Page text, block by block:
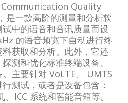
Communication Quality
是一款高阶的测量和分析软
中的语音和音讯质量而设
的语音频宽下自动进行终
获取和分析。此外，它还
测和优化标准终端设备、
主要针对 VoLTE、 UMTS
测试，或者是设备包含：
ICC 系统和智能音箱等。